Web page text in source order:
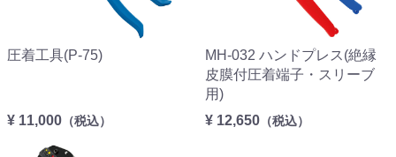
圧着工具(P-75)
¥ 11,000 （税込）
MH-032 ハンドプレス(絶縁
皮膜付圧着端子・スリーブ
用)
¥ 12,650 （税込）